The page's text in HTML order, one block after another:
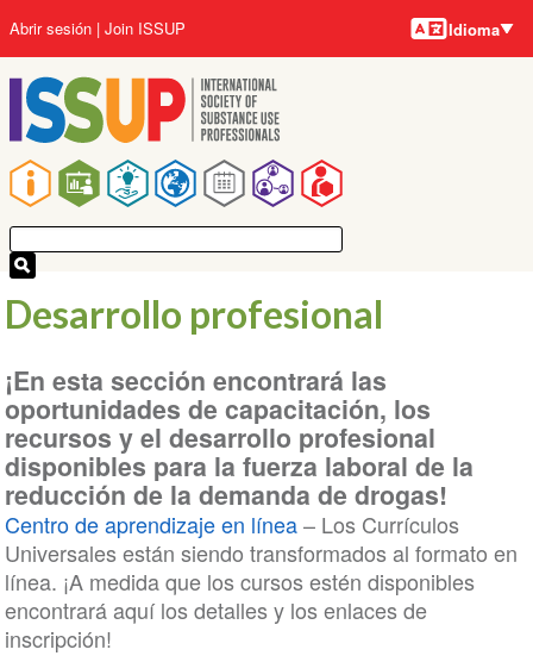
al
contenido
principal
Main
navigation
User
account
menu
Abrir sesión Join ISSUP Idiomas
Idioma
Desarrollo profesional
¡En esta sección encontrará las
oportunidades de capacitación, los
recursos y el desarrollo profesional
disponibles para la fuerza laboral de la
reducción de la demanda de drogas!
Centro de aprendizaje en línea– Los Currículos
Universales están siendo transformados al formato en
línea. ¡A medida que los cursos estén disponibles
encontrará aquí los detalles y los enlaces de
inscripción!